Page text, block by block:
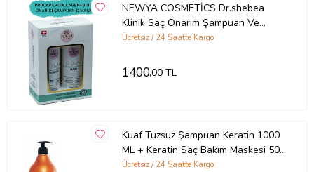
NEWYA COSMETİCS Dr.shebea
Klinik Saç Onarım Şampuan Ve
Maske
Ücretsiz / 24 Saatte Kargo
1400,00 TL
Kuaf Tuzsuz Şampuan Keratin 1000
ML + Keratin Saç Bakım Maskesi 500
ML SET
Ücretsiz / 24 Saatte Kargo